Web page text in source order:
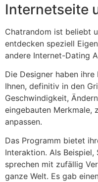
Internetseite
Chatrandom ist beliebt
entdecken speziell
andere Internet-Dating
Die Designer haben
Ihnen, definitiv in den
Geschwindigkeit,
eingebauten Merkmale,
anpassen.
Das Programm bietet
Interaktion. Als
sprechen mit zufällig
ganze Welt. Es gab